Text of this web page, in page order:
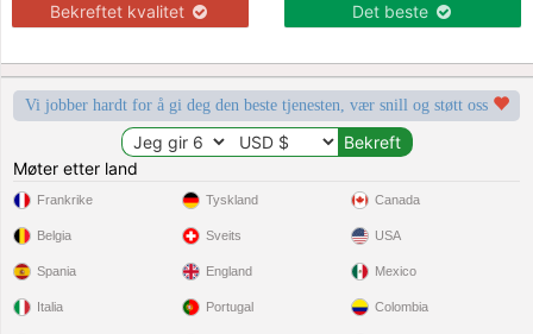
Bekreftet kvalitet Det beste
Vi jobber hardt for å gi deg den beste tjenesten, vær snill og støtt oss
Møter etter land
Frankrike
Belgia
Spania
Italia
Tyskland
Sveits
England
Portugal
Canada
USA
Mexico
Colombia